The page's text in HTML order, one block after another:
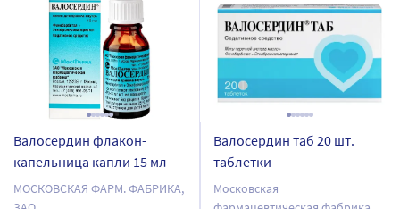
Валосердин флакон-
капельница капли 15 мл
МОСКОВСКАЯ ФАРМ. ФАБРИКА,
Валосердин таб 20 шт.
таблетки
Московская